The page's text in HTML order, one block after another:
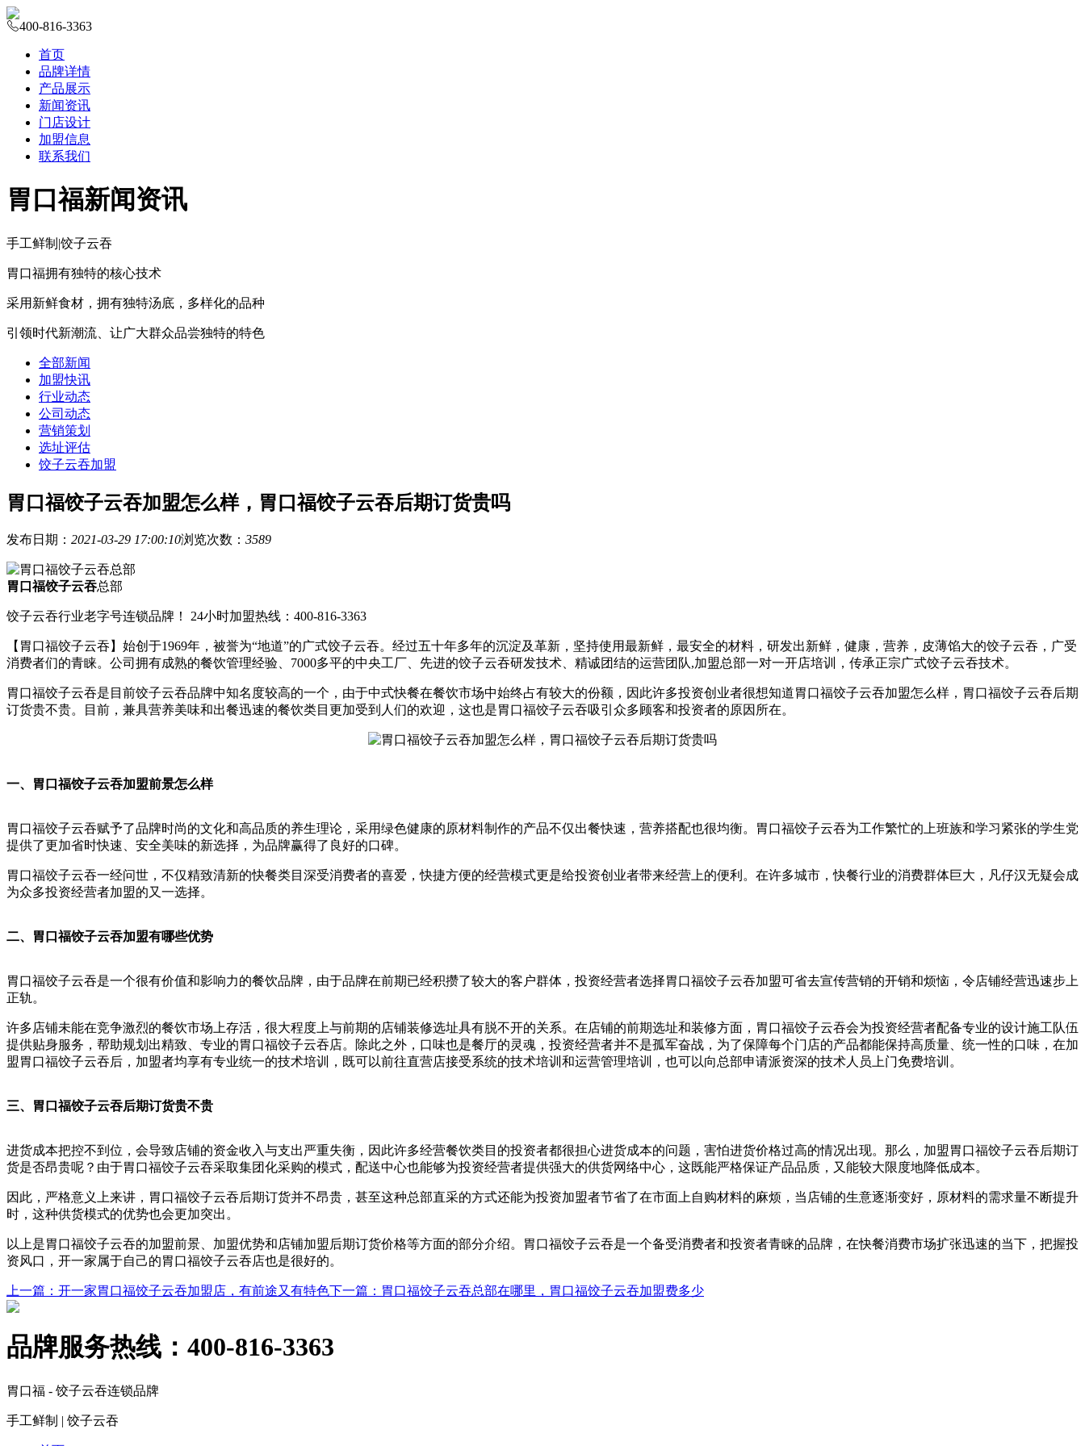
400-816-3363
首页
品牌详情
产品展示
新闻资讯
门店设计
加盟信息
联系我们
胃口福新闻资讯
手工鲜制 |饺子云吞
胃口福拥有独特的核心技术
采用新鲜食材，拥有独特汤底，多样化的品种
引领时代新潮流、让广大群众品尝独特的特色
全部新闻
加盟快讯
行业动态
公司动态
营销策划
选址评估
饺子云吞加盟
胃口福饺子云吞加盟怎么样，胃口福饺子云吞后期订货贵吗
发布日期： 2021-03-29 17:00:10浏览次数： 3589
胃口福饺子云吞总部
饺子云吞行业老字号连锁品牌！ 24小时加盟热线：400-816-3363
【胃口福饺子云吞】始创于1969年，被誉为“地道”的广式饺子云吞。经过五十年多年的沉淀及革新，坚持使用最新鲜，最安全的材料，研发出新鲜，健康，营养，皮薄馅大的饺子云吞，广受
消费者们的青睐。公司拥有成熟的餐饮管理经验、7000多平的中央工厂、先进的饺子云吞研发技术、精诚团结的运营团队,加盟总部一对一开店培训，传承正宗广式饺子云吞技术。
胃口福饺子云吞是目前饺子云吞品牌中知名度较高的一个，由于中式快餐在餐饮市场中始终占有较大的份额，因此许多投资创业者很想知道胃口福饺子云吞加盟怎么样，胃口福饺子云吞后期
订货贵不贵。目前，兼具营养美味和出餐迅速的餐饮类目更加受到人们的欢迎，这也是胃口福饺子云吞吸引众多顾客和投资者的原因所在。
一、胃口福饺子云吞加盟前景怎么样
胃口福饺子云吞赋予了品牌时尚的文化和高品质的养生理论，采用绿色健康的原材料制作的产品不仅出餐快速，营养搭配也很均衡。胃口福饺子云吞为工作繁忙的上班族和学习紧张的学生党
提供了更加省时快速、安全美味的新选择，为品牌赢得了良好的口碑。
胃口福饺子云吞一经问世，不仅精致清新的快餐类目深受消费者的喜爱，快捷方便的经营模式更是给投资创业者带来经营上的便利。在许多城市，快餐行业的消费群体巨大，凡仔汉无疑会成
为众多投资经营者加盟的又一选择。
二、胃口福饺子云吞加盟有哪些优势
胃口福饺子云吞是一个很有价值和影响力的餐饮品牌，由于品牌在前期已经积攒了较大的客户群体，投资经营者选择胃口福饺子云吞加盟可省去宣传营销的开销和烦恼，令店铺经营迅速步上
正轨。
许多店铺未能在竞争激烈的餐饮市场上存活，很大程度上与前期的店铺装修选址具有脱不开的关系。在店铺的前期选址和装修方面，胃口福饺子云吞会为投资经营者配备专业的设计施工队伍
提供贴身服务，帮助规划出精致、专业的胃口福饺子云吞店。除此之外，口味也是餐厅的灵魂，投资经营者并不是孤军奋战，为了保障每个门店的产品都能保持高质量、统一性的口味，在加
盟胃口福饺子云吞后，加盟者均享有专业统一的技术培训，既可以前往直营店接受系统的技术培训和运营管理培训，也可以向总部申请派资深的技术人员上门免费培训。
三、胃口福饺子云吞后期订货贵不贵
进货成本把控不到位，会导致店铺的资金收入与支出严重失衡，因此许多经营餐饮类目的投资者都很担心进货成本的问题，害怕进货价格过高的情况出现。那么，加盟胃口福饺子云吞后期订
货是否昂贵呢？由于胃口福饺子云吞采取集团化采购的模式，配送中心也能够为投资经营者提供强大的供货网络中心，这既能严格保证产品品质，又能较大限度地降低成本。
因此，严格意义上来讲，胃口福饺子云吞后期订货并不昂贵，甚至这种总部直采的方式还能为投资加盟者节省了在市面上自购材料的麻烦，当店铺的生意逐渐变好，原材料的需求量不断提升
时，这种供货模式的优势也会更加突出。
以上是胃口福饺子云吞的加盟前景、加盟优势和店铺加盟后期订货价格等方面的部分介绍。胃口福饺子云吞是一个备受消费者和投资者青睐的品牌，在快餐消费市场扩张迅速的当下，把握投
资风口，开一家属于自己的胃口福饺子云吞店也是很好的。
上一篇 ：开一家胃口福饺子云吞加盟店，有前途又有特色下一篇 ：胃口福饺子云吞总部在哪里，胃口福饺子云吞加盟费多少
品牌服务热线： 400-816-3363
胃口福 - 饺子云吞连锁品牌
手工鲜制 | 饺子云吞